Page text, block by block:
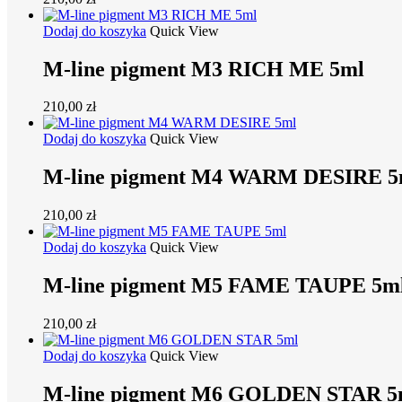
Dodaj do koszyka Quick View
M-line pigment M3 RICH ME 5ml
210,00 zł
Dodaj do koszyka Quick View
M-line pigment M4 WARM DESIRE
210,00 zł
Dodaj do koszyka Quick View
M-line pigment M5 FAME TAUPE 5ml
210,00 zł
Dodaj do koszyka Quick View
M-line pigment M6 GOLDEN STAR